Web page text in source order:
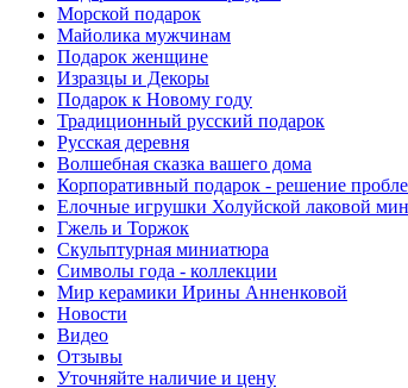
Морской подарок
Майолика мужчинам
Подарок женщине
Изразцы и Декоры
Подарок к Новому году
Традиционный русский подарок
Русская деревня
Волшебная сказка вашего дома
Корпоративный подарок - решение
Елочные игрушки Холуйской лаковой
Гжель и Торжок
Скульптурная миниатюра
Символы года - коллекции
Мир керамики Ирины Анненковой
Новости
Видео
Отзывы
Уточняйте наличие и цену